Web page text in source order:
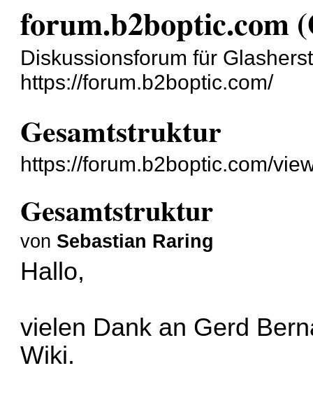
forum.b2boptic.com
Diskussionsforum für
https://forum.b2boptic.com/
Gesamtstruktur
https://forum.b2boptic.com/
Gesamtstruktur
von Sebastian Raring
Hallo,
vielen Dank an Gerd
Wiki.